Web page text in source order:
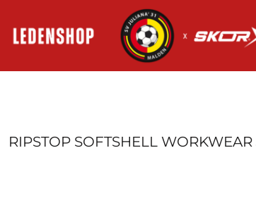
RIPSTOP SOFTSHELL WORKWEAR
REGISTREER